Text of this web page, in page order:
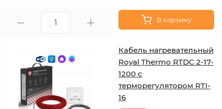
В корзину
Кабель нагревательный
Royal Thermo RTDC 2-17-
1200 с
терморегулятором RTI-
16